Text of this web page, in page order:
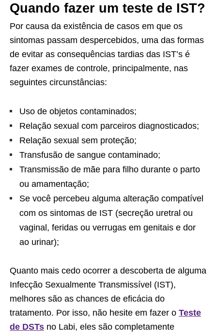
Quando fazer um teste de IST?
Por causa da existência de casos em que os
sintomas passam despercebidos, uma das formas
de evitar as consequências tardias das IST’s é
fazer exames de controle, principalmente, nas
seguintes circunstâncias:
Uso de objetos contaminados;
Relação sexual com parceiros diagnosticados;
Relação sexual sem proteção;
Transfusão de sangue contaminado;
Transmissão de mãe para filho durante o parto
ou amamentação;
Se você percebeu alguma alteração compatível
com os sintomas de IST (secreção uretral ou
vaginal, feridas ou verrugas em genitais e dor
ao urinar);
Quanto mais cedo ocorrer a descoberta de alguma
Infecção Sexualmente Transmissível (IST),
melhores são as chances de eficácia do
tratamento. Por isso, não hesite em fazer o Teste
de DSTs no Labi, eles são completamente